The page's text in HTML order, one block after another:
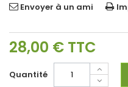
Envoyer à un ami
28,00 € TTC
Quantité